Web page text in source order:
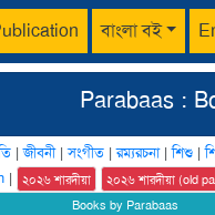
বাংলা বই
Parabaas :
|জীবনী|সংগীত |রম্যরচনা|শিশু |
| ২০২৬ শারদীয়া ২০২৬ শারদীয়া (old
Books by Parabaas